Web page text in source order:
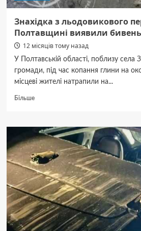
Знахідка з льодовикового
Полтавщині виявили
12 місяців тому назад
У Полтавській області, поблизу села
громади, під час копання глини на
місцеві жителі натрапили на...
БільшеДокладніше
з
льодовикового
періоду:
на
Полтавщині
виявили
бивень
мамонта